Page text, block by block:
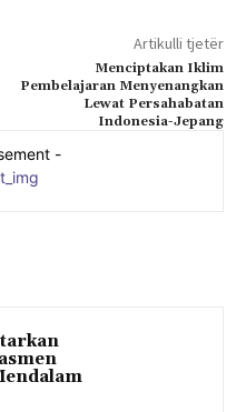
Artikulli tjetër
Menciptakan Iklim
Pembelajaran Menyenangkan
Lewat Persahabatan
Indonesia-Jepang
-